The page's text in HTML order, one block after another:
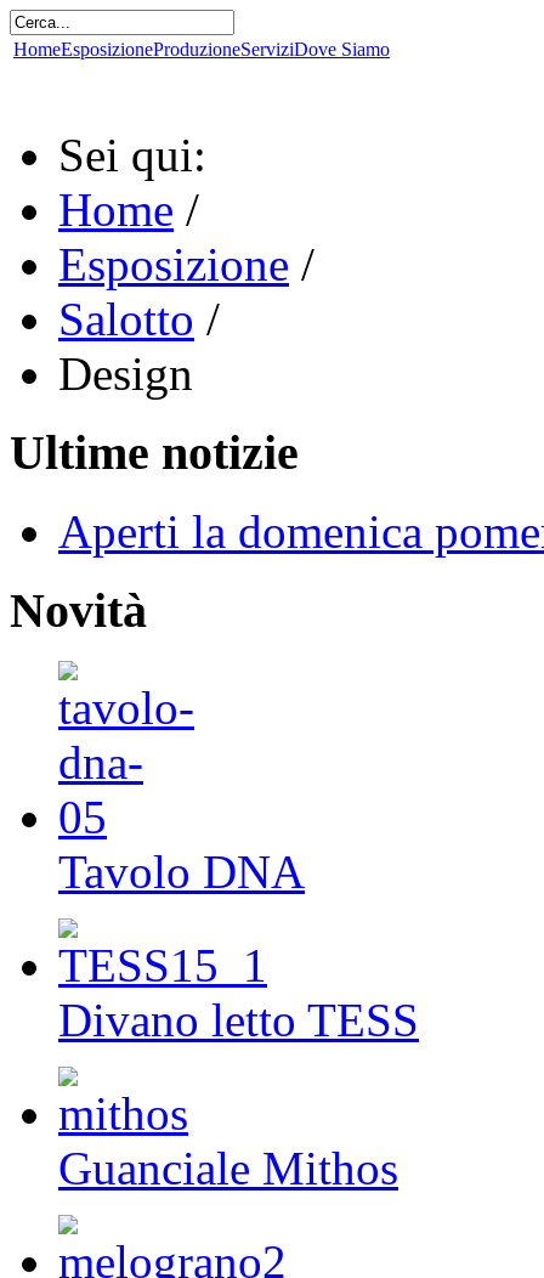
HomeEsposizioneProduzioneServiziDove Siamo
Sei qui:
Home /
Esposizione /
Salotto /
Design
Ultime notizie
Aperti la domenica
Novità
Tavolo DNA
Divano letto TESS
Guanciale Mithos